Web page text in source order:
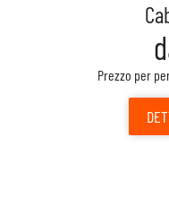
Prezzo per